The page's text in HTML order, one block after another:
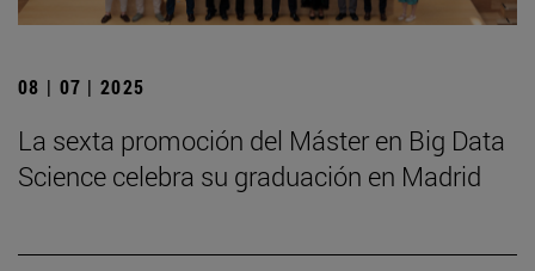
08 | 07 | 2025
La sexta promoción del Máster en Big Data
Science celebra su graduación en Madrid